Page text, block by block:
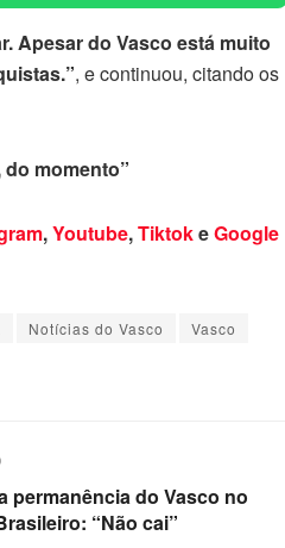
Apesar do Vasco está muito
, e continuou, citando os
momento”
,Youtube,TiktokeGoogle
Notícias do Vasco
Vasco
permanência do Vasco no
“Não cai”